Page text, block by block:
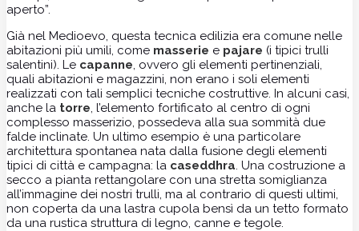
aperto”.
Già nel Medioevo, questa tecnica edilizia era comune nelle
abitazioni più umili, come masserie e pajare (i tipici trulli
salentini). Le capanne, ovvero gli elementi pertinenziali,
quali abitazioni e magazzini, non erano i soli elementi
realizzati con tali semplici tecniche costruttive. In alcuni casi,
anche la torre, l’elemento fortificato al centro di ogni
complesso masserizio, possedeva alla sua sommità due
falde inclinate. Un ultimo esempio è una particolare
architettura spontanea nata dalla fusione degli elementi
tipici di città e campagna: la caseddhra. Una costruzione a
secco a pianta rettangolare con una stretta somiglianza
all’immagine dei nostri trulli, ma al contrario di questi ultimi,
non coperta da una lastra cupola bensì da un tetto formato
da una rustica struttura di legno, canne e tegole.